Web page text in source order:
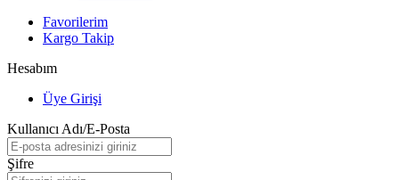
Favorilerim
Kargo Takip
Hesabım
Üye Girişi
Kullanıcı Adı/E-Posta
Şifre